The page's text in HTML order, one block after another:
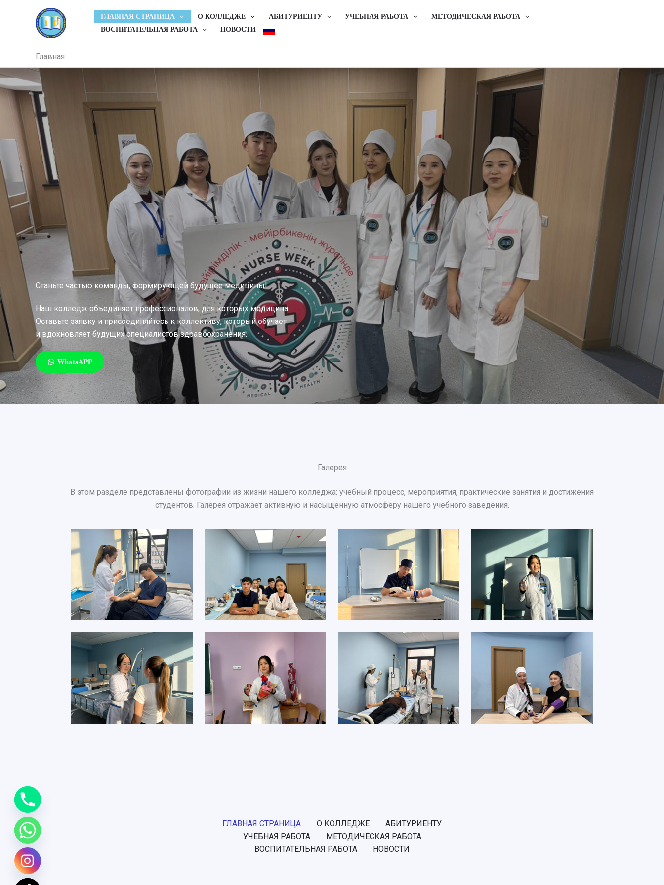
содержимому
ГЛАВНАЯ СТРАНИЦА О КОЛЛЕДЖЕ АБИТУРИЕНТУ УЧЕБНАЯ РАБОТА
МЕТОДИЧЕСКАЯ РАБОТА
ВОСПИТАТЕЛЬНАЯ РАБОТА
НОВОСТИ
Главная
Станьте частью команды, формирующей будущее медицины!
Наш колледж объединяет профессионалов, для которых медицина
Оставьте заявку и присоединяйтесь к коллективу, который обучает
и вдохновляет будущих специалистов здравоохранения.
WhatsAPP
Галерея
В этом разделе представлены фотографии из жизни нашего колледжа: учебный процесс, мероприятия, практические занятия и достижения
студентов. Галерея отражает активную и насыщенную атмосферу нашего учебного заведения.
ГЛАВНАЯ СТРАНИЦА О КОЛЛЕДЖЕ
АБИТУРИЕНТУ
УЧЕБНАЯ РАБОТА
МЕТОДИЧЕСКАЯ РАБОТА
ВОСПИТАТЕЛЬНАЯ РАБОТА
НОВОСТИ